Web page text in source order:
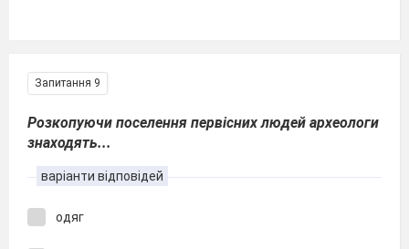
Запитання 9
Розкопуючи поселення первісних людей археологи
знаходять...
варіанти відповідей
одяг